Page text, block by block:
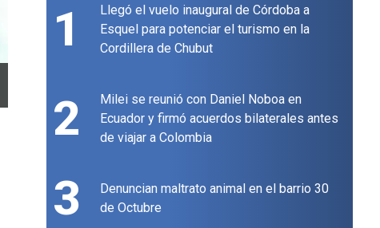
1
Llegó el vuelo inaugural de Córdoba a
Esquel para potenciar el turismo en la
Cordillera de Chubut
2
Milei se reunió con Daniel Noboa en
Ecuador y firmó acuerdos bilaterales antes
de viajar a Colombia
3
Denuncian maltrato animal en el barrio 30
de Octubre